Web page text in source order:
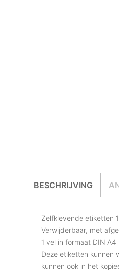
BESCHRIJVING
Zelfklevende etiketten
Verwijderbaar, met
1 vel in formaat DIN
Deze etiketten kunnen
kunnen ook in het